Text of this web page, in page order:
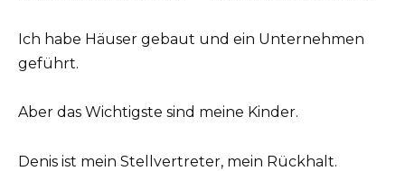
Ich habe Häuser gebaut und ein Unternehmen
geführt.
Aber das Wichtigste sind meine Kinder.
Denis ist mein Stellvertreter, mein Rückhalt.